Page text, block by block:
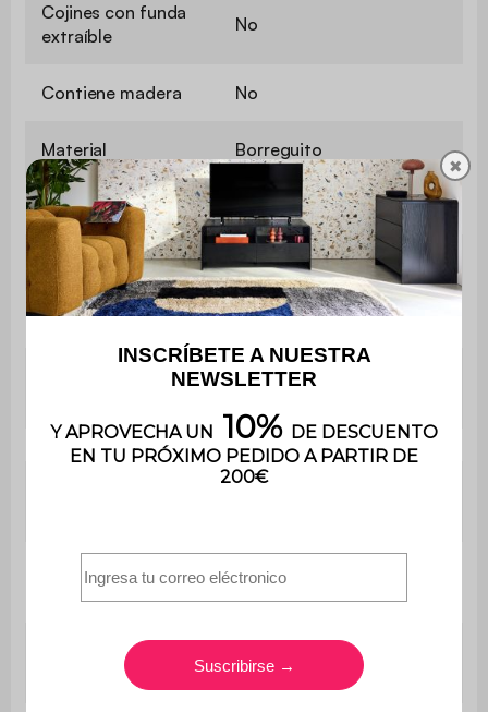
Cojines con funda
extraíble
No
Contiene madera No
Material Borreguito
Material estructura
Densidad de tela 500 g/m²
Revestimiento PU
39 cm de espuma de
35 cm de espuma de
Altura del
41 cm
Profundidad
del asiento
63 cm
✖